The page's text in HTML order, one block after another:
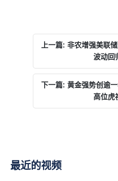
上一篇: 非农增强美联
波动回
下一篇: 黄金强势创逾
高位虎
最近的视频